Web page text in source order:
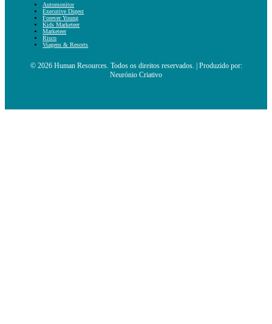
Automonitor
Executive Digest
Forever Young
Kids Marketeer
Marketeer
Risco
Viagens & Resorts
© 2026 Human Resources. Todos os direitos reservados. | Produzido por:
Neurónio Criativo